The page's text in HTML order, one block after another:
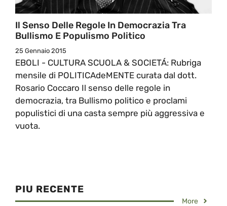
Il Senso Delle Regole In Democrazia Tra
Bullismo E Populismo Politico
25 Gennaio 2015
EBOLI - CULTURA SCUOLA & SOCIETÁ: Rubriga
mensile di POLITICAdeMENTE curata dal dott.
Rosario Coccaro Il senso delle regole in
democrazia, tra Bullismo politico e proclami
populistici di una casta sempre più aggressiva e
vuota.
PIU RECENTE
More